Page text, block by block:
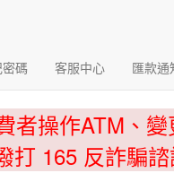
碼 客服中心 匯款通
操作ATM、
165 反詐騙諮